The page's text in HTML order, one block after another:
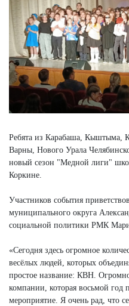
Ребята из Карабаша, Кыштыма,
Варны, Нового Урала
новый сезон "Медной лиги"
Коркине.
Участников события
муниципального округа
социальной политики РМК
«Сегодня здесь огромное
весёлых людей, которых
простое название: КВН.
компании, которая восьмой год
мероприятие. Я очень рад, что